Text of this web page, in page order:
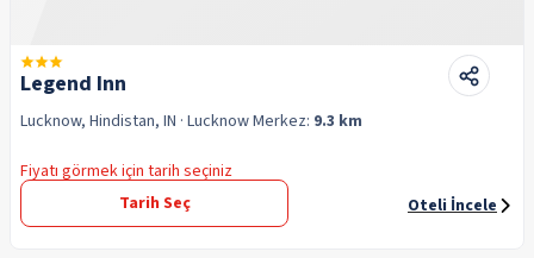
Legend Inn
Lucknow, Hindistan, IN · LucknowMerkez: 9.3 km
Fiyatı görmek için tarih seçiniz
Tarih Seç
Oteli İncele